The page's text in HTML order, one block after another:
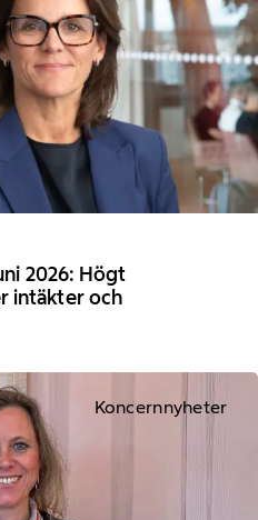
2026: Högt
intäkter och
Koncernnyheter